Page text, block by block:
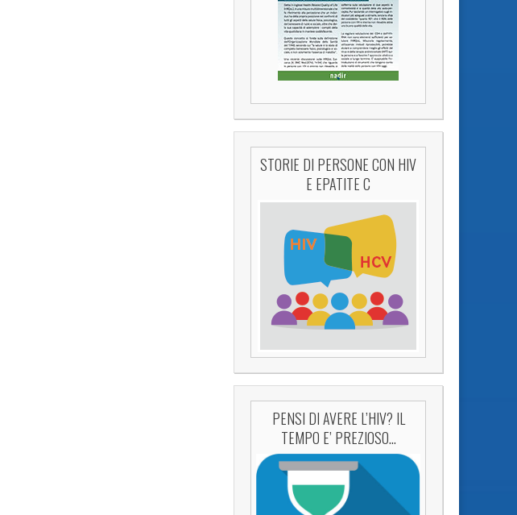
STORIE DI PERSONE CON HIV
E EPATITE C
PENSI DI AVERE L’HIV? IL
TEMPO E’ PREZIOSO…